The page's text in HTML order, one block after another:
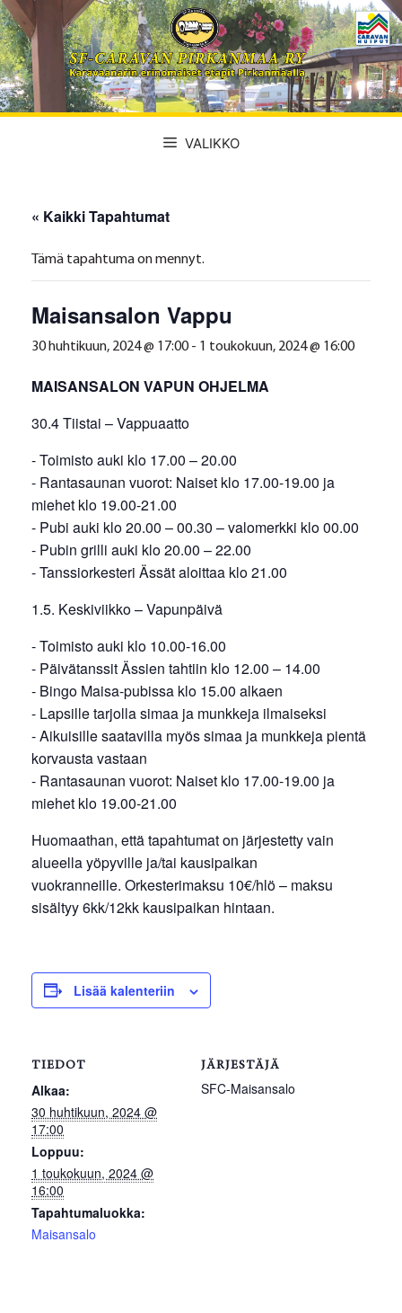
Siirry
sisältöön
VALIKKO
« Kaikki Tapahtumat
Tämä tapahtuma on mennyt.
Maisansalon Vappu
30 huhtikuun, 2024 @ 17:00- 1 toukokuun, 2024 @ 16:00
MAISANSALON VAPUN OHJELMA
30.4 Tiistai – Vappuaatto
- Toimisto auki klo 17.00 – 20.00
- Rantasaunan vuorot: Naiset klo 17.00-19.00 ja
miehet klo 19.00-21.00
- Pubi auki klo 20.00 – 00.30 – valomerkki klo 00.00
- Pubin grilli auki klo 20.00 – 22.00
- Tanssiorkesteri Ässät aloittaa klo 21.00
1.5. Keskiviikko – Vapunpäivä
- Toimisto auki klo 10.00-16.00
- Päivätanssit Ässien tahtiin klo 12.00 – 14.00
- Bingo Maisa-pubissa klo 15.00 alkaen
- Lapsille tarjolla simaa ja munkkeja ilmaiseksi
- Aikuisille saatavilla myös simaa ja munkkeja pientä
korvausta vastaan
- Rantasaunan vuorot: Naiset klo 17.00-19.00 ja
miehet klo 19.00-21.00
Huomaathan, että tapahtumat on järjestetty vain
alueella yöpyville ja/tai kausipaikan
vuokranneille. Orkesterimaksu 10€/hlö – maksu
sisältyy 6kk/12kk kausipaikan hintaan.
Lisää kalenteriin
TIEDOT
Alkaa:
30 huhtikuun, 2024 @
17:00
Loppuu:
1 toukokuun, 2024 @
16:00
Tapahtumaluokka:
Maisansalo
JÄRJESTÄJÄ
SFC-Maisansalo